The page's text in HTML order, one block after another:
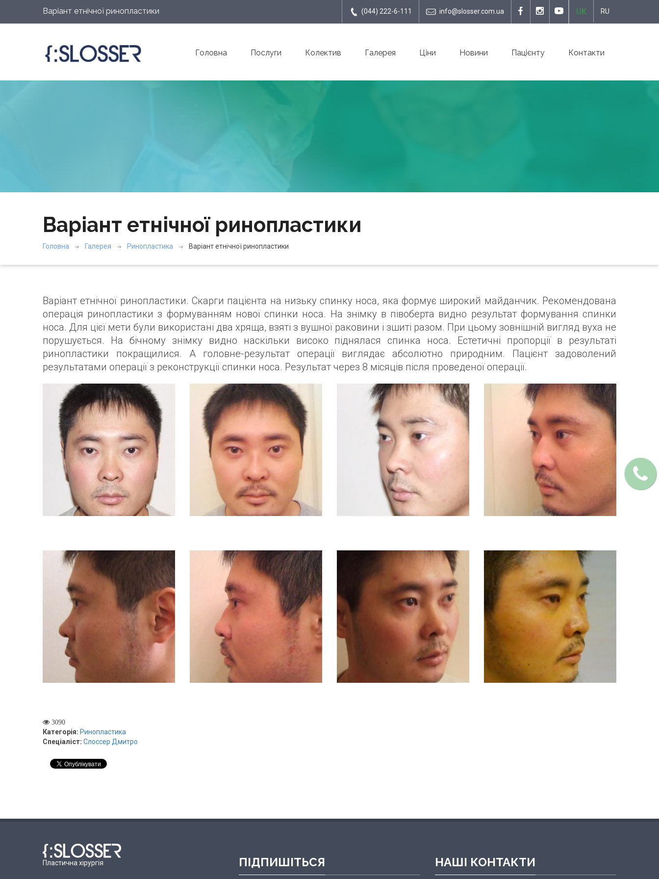
Варіант етнічної ринопластики (044) 222-6-111 info@slosser.com.ua UK RU
Головна Послуги Колектив Галерея Ціни Новини Пацієнту Контакти
Варіант етнічної ринопластики
Головна Галерея Ринопластика Варіант етнічної ринопластики
Варіант етнічної ринопластики. Скарги пацієнта на низьку спинку носа, яка формує широкий майданчик. Рекомендована
операція ринопластики з формуванням нової спинки носа. На знімку в півоберта видно результат формування спинки
носа. Для цієї мети були використані два хряща, взяті з вушної раковини і зшиті разом. При цьому зовнішній вигляд вуха не
порушується. На бічному знімку видно наскільки високо піднялася спинка носа. Естетичні пропорції в результаті
ринопластики покращилися. А головне-результат операції виглядає абсолютно природним. Пацієнт задоволений
результатами операції з реконструкції спинки носа. Результат через 8 місяців після проведеної операції.
3090
Категорія: Ринопластика
Спеціаліст: Слоссер Дмитро
Пластична хірургія ПІДПИШІТЬСЯ НАШІ КОНТАКТИ